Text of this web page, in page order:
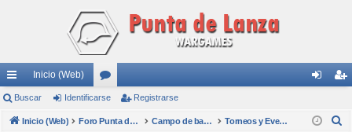
nl
ac
Inicio (Web)
or
os nti ist
Buscar Identificarse Registrarse
Inicio (Web) Foro Punta de Lanza Wargames Campo de batalla Torneos y Eventos